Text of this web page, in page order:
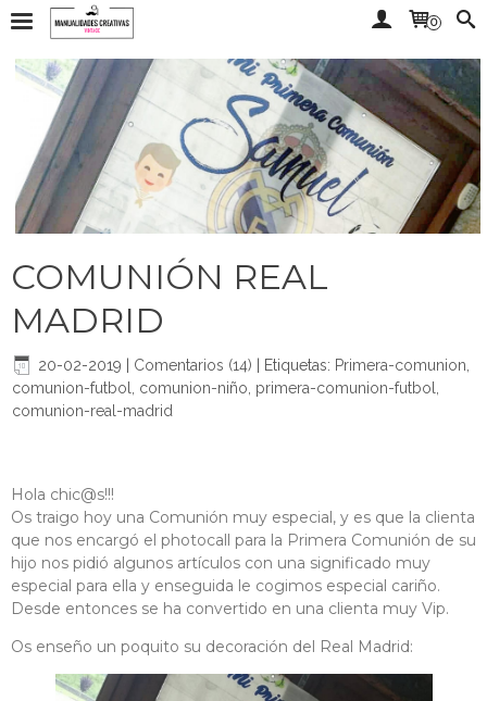
0
COMUNIÓN REAL
MADRID
20-02-2019 Comentarios (14) Etiquetas: Primera-comunion,
comunion-futbol, comunion-niño, primera-comunion-futbol,
comunion-real-madrid
Hola chic@s!!!
Os traigo hoy una Comunión muy especial, y es que la clienta
que nos encargó el photocall para la Primera Comunión de su
hijo nos pidió algunos artículos con una significado muy
especial para ella y enseguida le cogimos especial cariño.
Desde entonces se ha convertido en una clienta muy Vip.
Os enseño un poquito su decoración del Real Madrid: